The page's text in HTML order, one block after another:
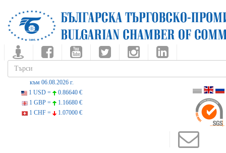
към 06.08.2026 г.
1 USD =
0.86640 €
1 GBP =
1.16680 €
1 CHF =
1.07000 €